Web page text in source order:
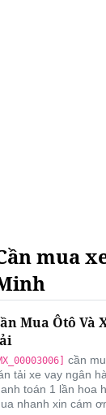
mua
Mua Ôtô Và
cần
tải xe vay ngân
toán 1 lần hoa
nhanh xin cám